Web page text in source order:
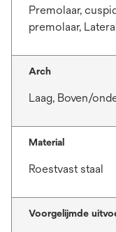
Premolaar,
premolaar,
Arch
Laag, Boven/
Material
Roestvast staal
Voorgelijmde